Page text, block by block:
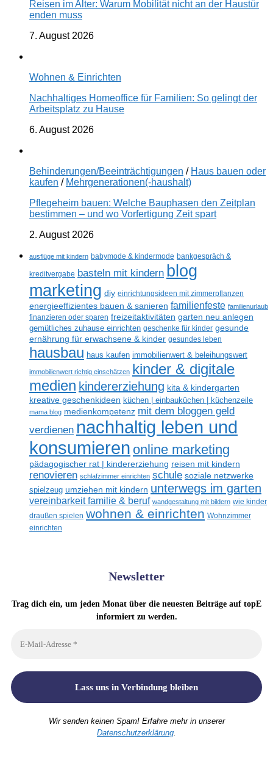
Reisen im Alter: Warum Mobilität nicht an der Haustür
enden muss
7. August 2026
Wohnen & Einrichten
Nachhaltiges Homeoffice für Familien: So gelingt der
Arbeitsplatz zu Hause
6. August 2026
Behinderungen/Beeinträchtigungen / Haus bauen oder
kaufen / Mehrgenerationen(-haushalt)
Pflegeheim bauen: Welche Bauphasen den Zeitplan
bestimmen – und wo Vorfertigung Zeit spart
2. August 2026
ausflüge mit kindern babymode & kindermode bankgespräch &
kreditvergabe basteln mit kindern blog
marketing diy einrichtungsideen mit zimmerpflanzen
energieeffizientes bauen & sanieren familienfeste familienurlaub
finanzieren oder sparen freizeitaktivitäten garten neu anlegen
gemütliches zuhause einrichten geschenke für kinder gesunde
ernährung für erwachsene & kinder gesundes leben
hausbau haus kaufen immobilienwert & beleihungswert
immobilienwert richtig einschätzen kinder & digitale
medien kindererziehung kita & kindergarten
kreative geschenkideen küchen | einbauküchen | küchenzeile
mama blog medienkompetenz mit dem bloggen geld
verdienen nachhaltig leben und
konsumieren online marketing
pädagogischer rat | kindererziehung reisen mit kindern
renovieren schlafzimmer einrichten schule soziale netzwerke
spielzeug umziehen mit kindern unterwegs im garten
vereinbarkeit familie & beruf wandgestaltung mit bildern wie kinder
draußen spielen wohnen & einrichten Wohnzimmer
einrichten
Newsletter
Trag dich ein, um jeden Monat über die neuesten Beiträge auf topE
informiert zu werden.
Wir senden keinen Spam! Erfahre mehr in unserer
Datenschutzerklärung